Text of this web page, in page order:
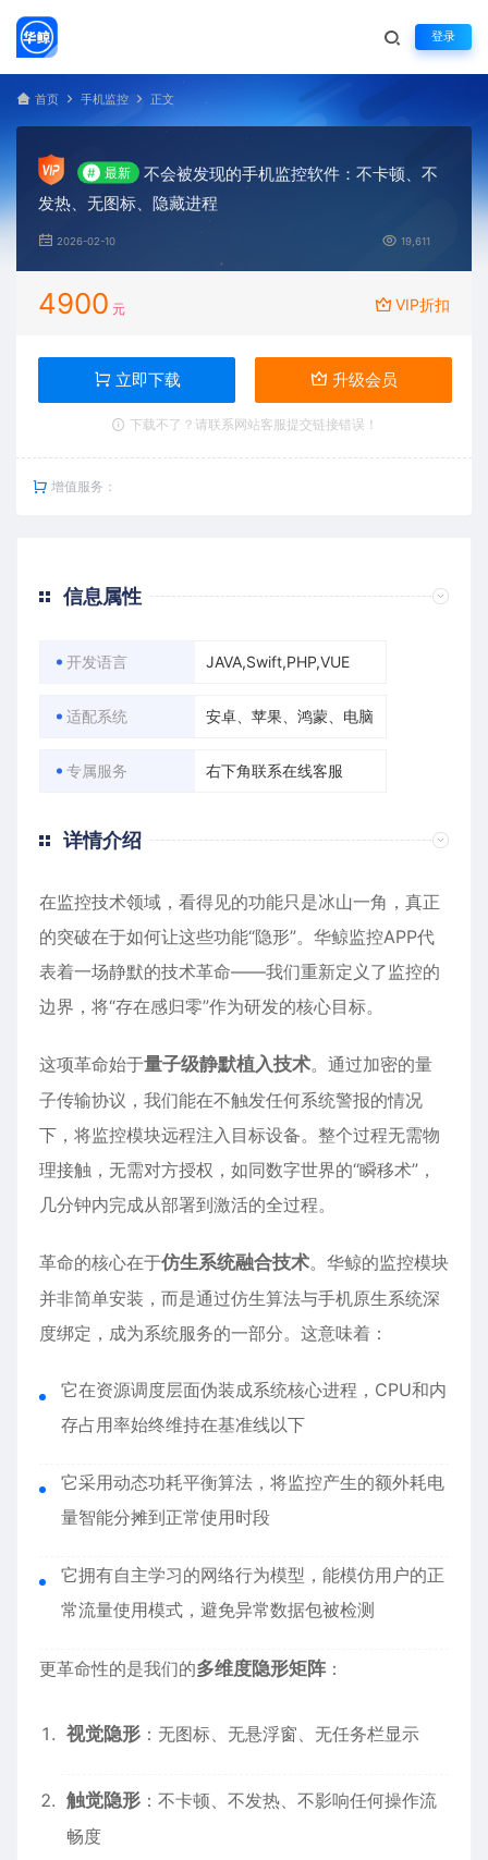
登录
首页 手机监控 正文
# 最新
不会被发现的手机监控软件：不卡顿、不
发热、无图标、隐藏进程
2026-02-10 19,611
4900 元 VIP折扣
立即下载 升级会员
下载不了？请联系网站客服提交链接错误！
增值服务：
信息属性
开发语言 JAVA,Swift,PHP,VUE
适配系统 安卓、苹果、鸿蒙、电脑
专属服务 右下角联系在线客服
详情介绍
在监控技术领域，看得见的功能只是冰山一角，真正
的突破在于如何让这些功能“隐形”。华鲸监控APP代
表着一场静默的技术革命——我们重新定义了监控的
边界，将“存在感归零”作为研发的核心目标。
这项革命始于量子级静默植入技术。通过加密的量
子传输协议，我们能在不触发任何系统警报的情况
下，将监控模块远程注入目标设备。整个过程无需物
理接触，无需对方授权，如同数字世界的“瞬移术”，
几分钟内完成从部署到激活的全过程。
革命的核心在于仿生系统融合技术。华鲸的监控模块
并非简单安装，而是通过仿生算法与手机原生系统深
度绑定，成为系统服务的一部分。这意味着：
它在资源调度层面伪装成系统核心进程，CPU和内
存占用率始终维持在基准线以下
它采用动态功耗平衡算法，将监控产生的额外耗电
量智能分摊到正常使用时段
它拥有自主学习的网络行为模型，能模仿用户的正
常流量使用模式，避免异常数据包被检测
更革命性的是我们的多维度隐形矩阵 ：
视觉隐形 ：无图标、无悬浮窗、无任务栏显示
触觉隐形 ：不卡顿、不发热、不影响任何操作流
畅度